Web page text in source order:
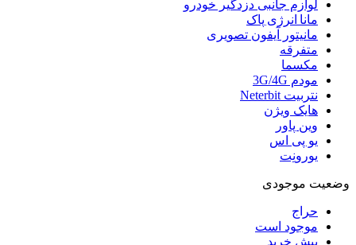
لوازم جانبی دزدگیر خودرو
مانا انرژی پاک
مانیتور آیفون تصویری
متفرقه
مکسما
مودم 3G/4G
نتربیت Neterbit
هایک ویژن
وین پاور
یو پی اس
یورونِت
وضعیت موجودی
حراج
موجود است
پیش خرید